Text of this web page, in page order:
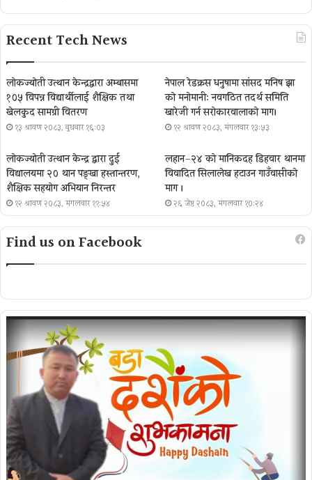
Recent Tech News
लोकज्योती उत्थान केन्द्रद्वारा अम्बासमा
१०५ विपन्न विद्यार्थीलाई शैक्षिक तथा
खेलकुद सामग्री वितरण
१३ श्रावण २०८३, बुधबार १६:०३
नेपाल रेडक्रस धनुषामा सांसद मनिष झा
को मनोमानी: नवगठित तदर्थ समिति
खारेजी गर्न सरोकारवालाको माग।
१२ श्रावण २०८३, मंगलवार १३:५३
लोकज्योती उत्थान केन्द्र द्वारा दुई
विद्यालयमा २० थान पङ्खा हस्तान्तरण,
शैक्षिक सहयोग अभियान निरन्तर
१२ श्रावण २०८३, मंगलवार ११:५४
लहान–२४ को मानिकदह डिहवार थानमा
विवादित सिलालेख हटाउन गाउँवासीको
माग ।
२६ जेष्ठ २०८३, मंगलवार १०:२४
Find us on Facebook